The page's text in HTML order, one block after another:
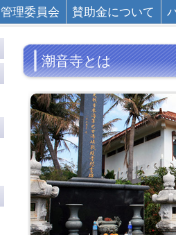
管理委員会 賛助金について
潮音寺とは